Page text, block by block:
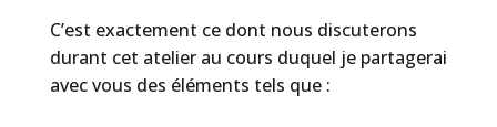
C’est exactement ce dont nous discuterons
durant cet atelier au cours duquel je partagerai
avec vous des éléments tels que :